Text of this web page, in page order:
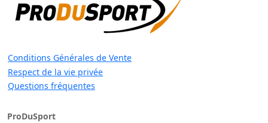
Conditions Générales de Vente
Respect de la vie privée
Questions fréquentes
ProDuSport